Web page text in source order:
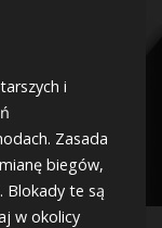
i
Zasada
biegów,
Blokady te są
w okolicy